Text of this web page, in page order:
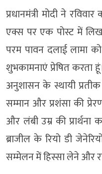
प्रधानमंत्री मोदी ने
एक्स पर एक पोस्ट में
परम पावन दलाई लामा
शुभकामनाएं प्रेषित करता
अनुशासन के स्थायी
सम्मान और प्रशंसा की
और लंबी उम्र की प्रार्थना
ब्राजील के रियो डी
सम्मेलन में हिस्सा लेने और